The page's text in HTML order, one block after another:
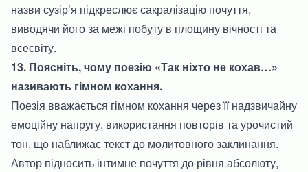
назви сузір’я підкреслює сакралізацію почуття,
виводячи його за межі побуту в площину вічності та
всесвіту.
13. Поясніть, чому поезію «Так ніхто не кохав…»
називають гімном кохання.
Поезія вважається гімном кохання через її надзвичайну
емоційну напругу, використання повторів та урочистий
тон, що наближає текст до молитовного заклинання.
Автор підносить інтимне почуття до рівня абсолюту,